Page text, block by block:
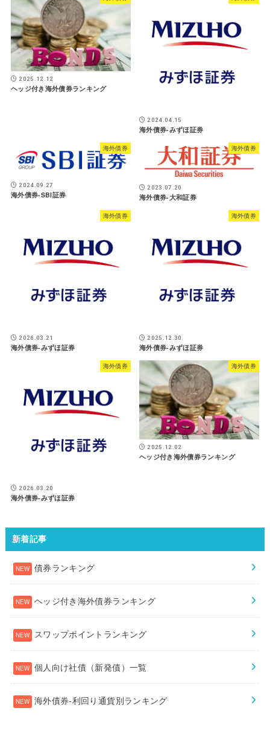
2025.12.12
ヘッジ付き海外債券ランキング
2024.04.15
海外債券-みずほ証券
海外債券
2024.09.27
海外債券-SBI証券
海外債券
2023.07.20
海外債券-大和証券
海外債券
2026.03.21
海外債券-みずほ証券
海外債券
2025.12.30
海外債券-みずほ証券
海外債券
2026.03.20
海外債券-みずほ証券
海外債券
2025.12.02
ヘッジ付き海外債券ランキング
新着記事
債券ランキング
ヘッジ付き海外債券ランキング
スワップポイントランキング
個人向け社債（新発債）一覧
海外債券-利回り通貨別ランキング